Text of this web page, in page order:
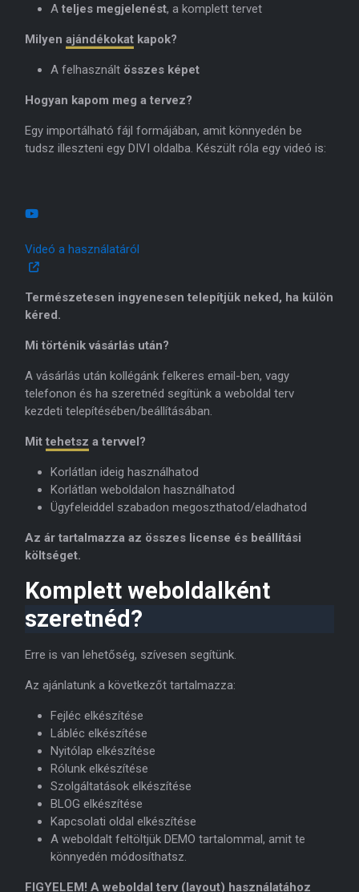
A teljes megjelenést, a komplett tervet
Milyen ajándékokat kapok?
A felhasznált összes képet
Hogyan kapom meg a tervez?
Egy importálható fájl formájában, amit könnyedén be
tudsz illeszteni egy DIVI oldalba. Készült róla egy videó is:
Videó a használatáról
Természetesen ingyenesen telepítjük neked, ha külön
kéred.
Mi történik vásárlás után?
A vásárlás után kollégánk felkeres email-ben, vagy
telefonon és ha szeretnéd segítünk a weboldal terv
kezdeti telepítésében/beállításában.
Mit tehetsz a tervvel?
Korlátlan ideig használhatod
Korlátlan weboldalon használhatod
Ügyfeleiddel szabadon megoszthatod/eladhatod
Az ár tartalmazza az összes license és beállítási
költséget.
Komplett weboldalként
szeretnéd?
Erre is van lehetőség, szívesen segítünk.
Az ajánlatunk a következőt tartalmazza:
Fejléc elkészítése
Lábléc elkészítése
Nyitólap elkészítése
Rólunk elkészítése
Szolgáltatások elkészítése
BLOG elkészítése
Kapcsolati oldal elkészítése
A weboldalt feltöltjük DEMO tartalommal, amit te
könnyedén módosíthatsz.
FIGYELEM! A weboldal terv (layout) használatához